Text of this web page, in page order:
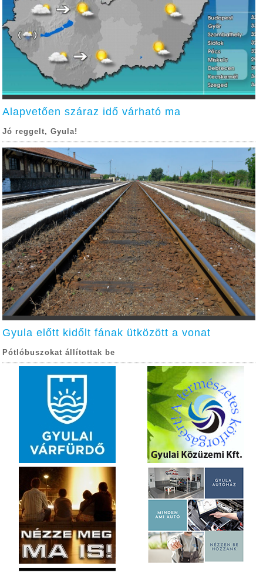
Alapvetően száraz idő várható ma
Jó reggelt, Gyula!
Gyula előtt kidőlt fának ütközött a vonat
Pótlóbuszokat állítottak be